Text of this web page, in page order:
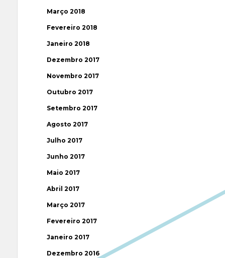
Março 2018
Fevereiro 2018
Janeiro 2018
Dezembro 2017
Novembro 2017
Outubro 2017
Setembro 2017
Agosto 2017
Julho 2017
Junho 2017
Maio 2017
Abril 2017
Março 2017
Fevereiro 2017
Janeiro 2017
Dezembro 2016